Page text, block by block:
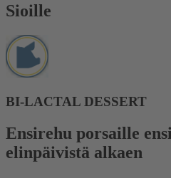
Sioille
BI-LACTAL DESSERT
Ensirehu porsaille
elinpäivistä alkaen